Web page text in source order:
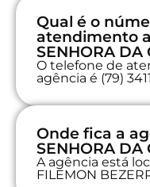
Qual é o
atendimento
SENHORA DA
O telefone de
agência é (79)
Onde fica a
SENHORA DA
A agência está
FILEMON